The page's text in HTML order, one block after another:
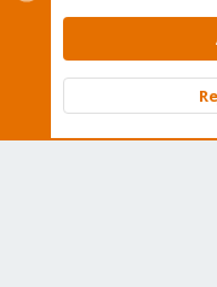
Contact us
Terms and
Community platform by